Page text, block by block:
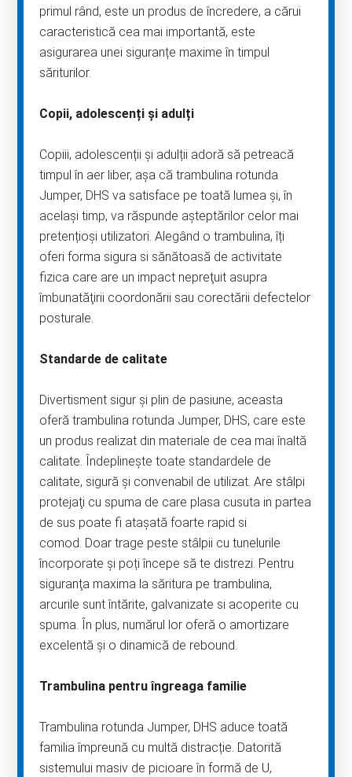
primul rând, este un produs de încredere, a cărui
caracteristică cea mai importantă, este
asigurarea unei siguranțe maxime în timpul
săriturilor.
Copii, adolescenți și adulți
Copiii, adolescenții și adulții adoră să petreacă
timpul în aer liber, așa că trambulina rotunda
Jumper, DHS va satisface pe toată lumea și, în
același timp, va răspunde așteptărilor celor mai
pretențioși utilizatori. Alegând o trambulina, îți
oferi forma sigura si sănătoasă de activitate
fizica care are un impact nepreţuit asupra
îmbunatăţirii coordonării sau corectării defectelor
posturale.
Standarde de calitate
Divertisment sigur și plin de pasiune, aceasta
oferă trambulina rotunda Jumper, DHS, care este
un produs realizat din materiale de cea mai înaltă
calitate. Îndeplinește toate standardele de
calitate, sigură și convenabil de utilizat. Are stâlpi
protejaţi cu spuma de care plasa cusuta in partea
de sus poate fi ataşată foarte rapid si
comod. Doar trage peste stâlpii cu tunelurile
încorporate și poți începe să te distrezi. Pentru
siguranţa maxima la săritura pe trambulina,
arcurile sunt întărite, galvanizate si acoperite cu
spuma. În plus, numărul lor oferă o amortizare
excelentă și o dinamică de rebound.
Trambulina pentru îngreaga familie
Trambulina rotunda Jumper, DHS aduce toată
familia împreună cu multă distracție. Datorită
sistemului masiv de picioare în formă de U,